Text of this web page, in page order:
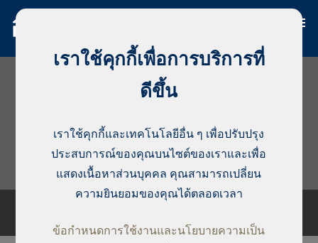
เราใช้คุกกี้เพื่อการบริการที่
ดีขึ้น
เราใช้คุกกี้และเทคโนโลยีอื่น ๆ เพื่อปรับปรุง
ประสบการณ์ของคุณบนไซต์ของเราและเพื่อ
แสดงเนื้อหาส่วนบุคคล คุณสามารถเปลี่ยน
ความยินยอมของคุณได้ตลอดเวลา
ข้อกำหนดการใช้งานและนโยบายความเป็น